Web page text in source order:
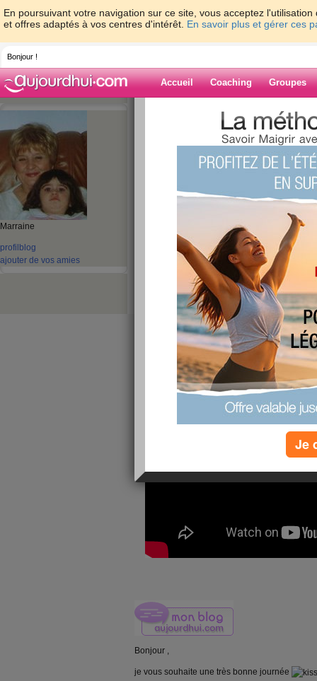
En poursuivant votre navigation sur ce site, vous acceptez
et offres adaptés à vos centres d'intérêt. En savoir plus et gérer ces
Bonjour !
Accueil Coaching Groupes
Marraine
profil blog
ajouter de vos amies
>
> Bonne
Anny, Annabella,Annabelle, Annick, Anouck,
Blog de OLLIVE
Bonne fête Anne,
Annette, Annie,
Anouck,
Anaïs,Joachim
publié le 26/07/2014 à 07:49
Bonjour ,
je vous souhaite une très bonne journée
Je